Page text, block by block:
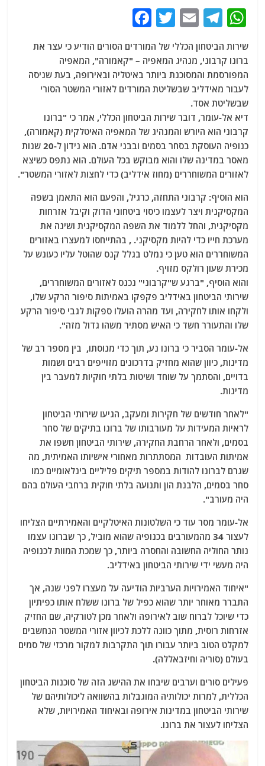
W
at
s
A
p
p
T
e
g
ra
m
E
m
ai
l
T
itt
er
c
e
b
o
o
k
שירות הביטחון הכללי של המורדים הסורים הודיע ​​כי עצר את
ברונו קרבוני, מנהיג המאפיה – "קאמורה", המאפיה
המפורסמת והמסוכנת ביותר באיטליה ובאירופה, בעת שניסה
לעבור מאידליב שבשליטת המורדים לאזורי המשטר הסורי
שבשליטת אסד.
דיא אל-עומר, דובר שירות הביטחון הכללי, אמר כי "ברונו
קרבוני הוא היורש והמנהיג של המאפיה האיטלקית (קאמורה),
כנופיה העוסקת בסחר בסמים ובבני אדם. הוא נידון ל-20 שנות
מאסר במדינה שלו והוא מבוקש בכל העולם. הוא נתפס כשיצא
לאזורים המשוחררים (מחוז אידליב) כדי לחצות לאזורי המשטר".
הוא הוסיף: קרבוני התחזה, כרגיל, והפעם הוא התאמן בשפה
המקסיקנית ויצר לעצמו כיסוי ביטחוני הדוק וקיבל אזרחות
מקסיקנית, והחל ללמוד את השפה המקסיקנית ושינה את
מערכת חייו כדי להיות מקסיקני. , בהתייחסו למעצרו באזורים
המשוחררים הוא טען כי נמלט בגלל קנס שהוטל עליו כעונש על
מכירת שעון רולקס מזויף.
והוא הוסיף, "ברגע ש"קרבוני" נכנס לאזורים המשוחררים,
שירותי הביטחון באידליב פקפקו באמיתות סיפור הרקע שלו,
ולקחו אותו לחקירה, ועד מהרה הועלו ספקות לגבי סיפור הרקע
שלו והתעורר חשד כי האיש מסתיר משהו גדול מזה".
אל-עומר הסביר כי ברונו נע, תוך כדי מנוסתו, בין מספר רב של
מדינות, כיוון שהוא מחזיק בדרכונים מזוייפים רבים ושמות
בדויים, והסתמך על שוחד ושיטות בלתי חוקיות למעבר בין
מדינות.
"לאחר חודשים של חקירות ומעקב, הגיעו שירותי הביטחון
לראיות המעידות על מעורבותו של ברונו בתיקים של סחר
בסמים, ולאחר הרחבת החקירה, שירותי הביטחון חשפו את
אמיתות העובדות המסתתרות מאחורי אישיותו האמיתית, מה
שגרם לברונו להודות במספר תיקים פליליים בינלאומיים כמו
סחר בסמים, הלבנת הון ותנועה בלתי חוקית ברחבי העולם בהם
היה מעורב".
אל-עומר מסר עוד כי השלטונות האיטלקיים והאמירתיים הצליחו
לעצור 34 מהמעורבים בכנופיה שהוא מוביל, כך שברונו עצמו
נותר החוליה החשובה והחסרה ביותר, כך שמכת המוות לכנופיה
היה מעשי ידי שירותי הביטחון באידליב.
"איחוד האמירויות הערביות הודיעה על מעצרו לפני שנה, אך
התברר מאוחר יותר שהוא כפיל של ברונו ששלח אותו כפיתיון
כדי שיוכל לברוח שוב לאירופה ולאחר מכן לטורקיה, שם החזיק
אזרחות רוסית, מתוך כוונה ללכת לכיוון אזורי המשטר הנחשבים
למקלט הטוב ביותר עבורו תוך התקרבות למקור מרכזי של סמים
בעולם (סוריה וחיזבאללה).
פעילים סורים וערבים שיבחו את ההישג הזה של סוכנות הביטחון
הכללית, למרות יכולותיה המוגבלות בהשוואה ליכולותיהם של
שירותי הביטחון במדינות אירופה ובאיחוד האמירויות, שלא
הצליחו לעצור את ברונו.